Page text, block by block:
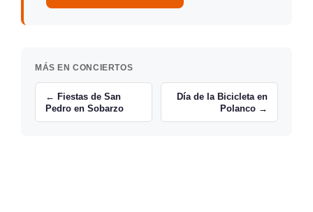
MÁS EN CONCIERTOS
← Fiestas de San
Pedro en Sobarzo
Día de la Bicicleta en
Polanco →